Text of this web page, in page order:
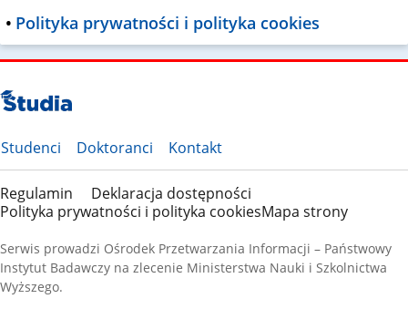
• Polityka prywatności i polityka cookies
Studenci Doktoranci Kontakt
Regulamin
Deklaracja dostępności
Polityka prywatności i polityka cookiesMapa strony
Serwis prowadzi Ośrodek Przetwarzania Informacji – Państwowy
Instytut Badawczy na zlecenie Ministerstwa Nauki i Szkolnictwa
Wyższego.